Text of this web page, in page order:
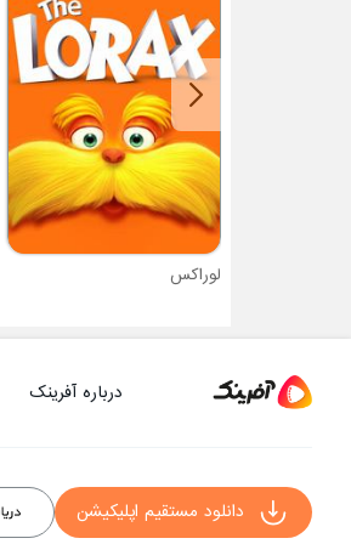
لوراکس
درباره آفرینک
دانلود مستقیم اپلیکیشن